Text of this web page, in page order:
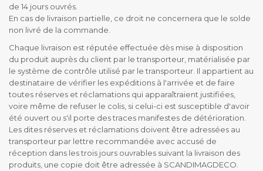
de 14 jours ouvrés.
En cas de livraison partielle, ce droit ne concernera que le solde
non livré de la commande.
Chaque livraison est réputée effectuée dès mise à disposition
du produit auprès du client par le transporteur, matérialisée par
le système de contrôle utilisé par le transporteur. Il appartient au
destinataire de vérifier les expéditions à l'arrivée et de faire
toutes réserves et réclamations qui apparaîtraient justifiées,
voire même de refuser le colis, si celui-ci est susceptible d'avoir
été ouvert ou s'il porte des traces manifestes de détérioration.
Les dites réserves et réclamations doivent être adressées au
transporteur par lettre recommandée avec accusé de
réception dans les trois jours ouvrables suivant la livraison des
produits, une copie doit être adressée à SCANDIMAGDECO.